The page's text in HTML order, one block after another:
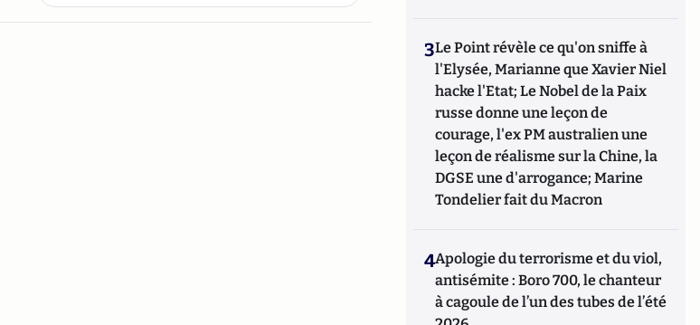
3Le Point révèle ce qu'on sniffe à
l'Elysée, Marianne que Xavier Niel
hacke l'Etat; Le Nobel de la Paix
russe donne une leçon de
courage, l'ex PM australien une
leçon de réalisme sur la Chine, la
DGSE une d'arrogance; Marine
Tondelier fait du Macron
4Apologie du terrorisme et du viol,
antisémite : Boro 700, le chanteur
à cagoule de l’un des tubes de l’été